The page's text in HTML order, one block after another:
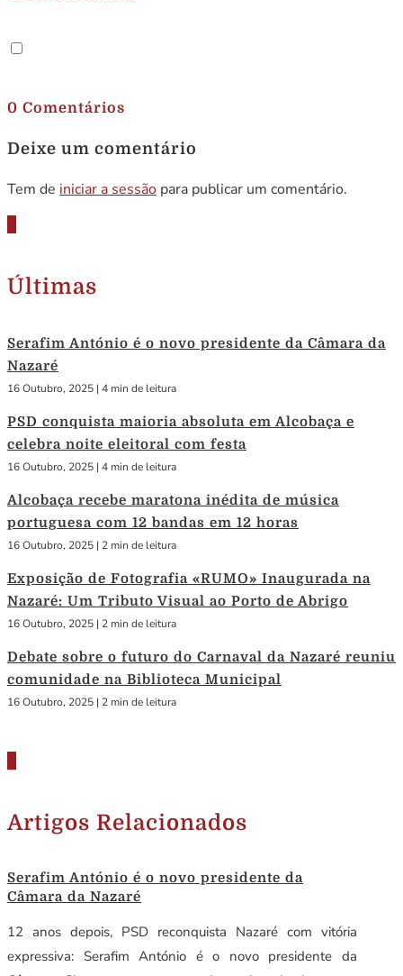
0 Comentários
Deixe um comentário
Tem de iniciar a sessão para publicar um comentário.
Últimas
Serafim António é o novo presidente da Câmara da
Nazaré
16 Outubro, 2025 | 4 min de leitura
PSD conquista maioria absoluta em Alcobaça e
celebra noite eleitoral com festa
16 Outubro, 2025 | 4 min de leitura
Alcobaça recebe maratona inédita de música
portuguesa com 12 bandas em 12 horas
16 Outubro, 2025 | 2 min de leitura
Exposição de Fotografia «RUMO» Inaugurada na
Nazaré: Um Tributo Visual ao Porto de Abrigo
16 Outubro, 2025 | 2 min de leitura
Debate sobre o futuro do Carnaval da Nazaré reuniu
comunidade na Biblioteca Municipal
16 Outubro, 2025 | 2 min de leitura
Artigos Relacionados
Serafim António é o novo presidente da
Câmara da Nazaré
12 anos depois, PSD reconquista Nazaré com vitória
expressiva: Serafim António é o novo presidente da